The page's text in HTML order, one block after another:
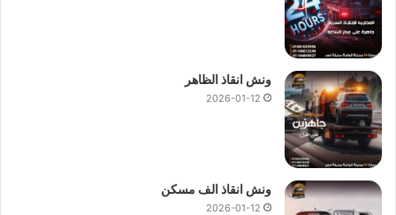
ونش انقاذ الظاهر
2026-01-12
ونش انقاذ الف مسكن
2026-01-12